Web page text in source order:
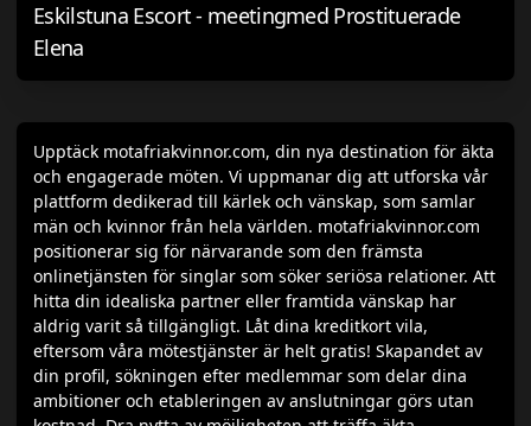
Eskilstuna Escort - meetingmed Prostituerade
Elena
Upptäck motafriakvinnor.com, din nya destination för äkta
och engagerade möten. Vi uppmanar dig att utforska vår
plattform dedikerad till kärlek och vänskap, som samlar
män och kvinnor från hela världen. motafriakvinnor.com
positionerar sig för närvarande som den främsta
onlinetjänsten för singlar som söker seriösa relationer. Att
hitta din idealiska partner eller framtida vänskap har
aldrig varit så tillgängligt. Låt dina kreditkort vila,
eftersom våra mötestjänster är helt gratis! Skapandet av
din profil, sökningen efter medlemmar som delar dina
ambitioner och etableringen av anslutningar görs utan